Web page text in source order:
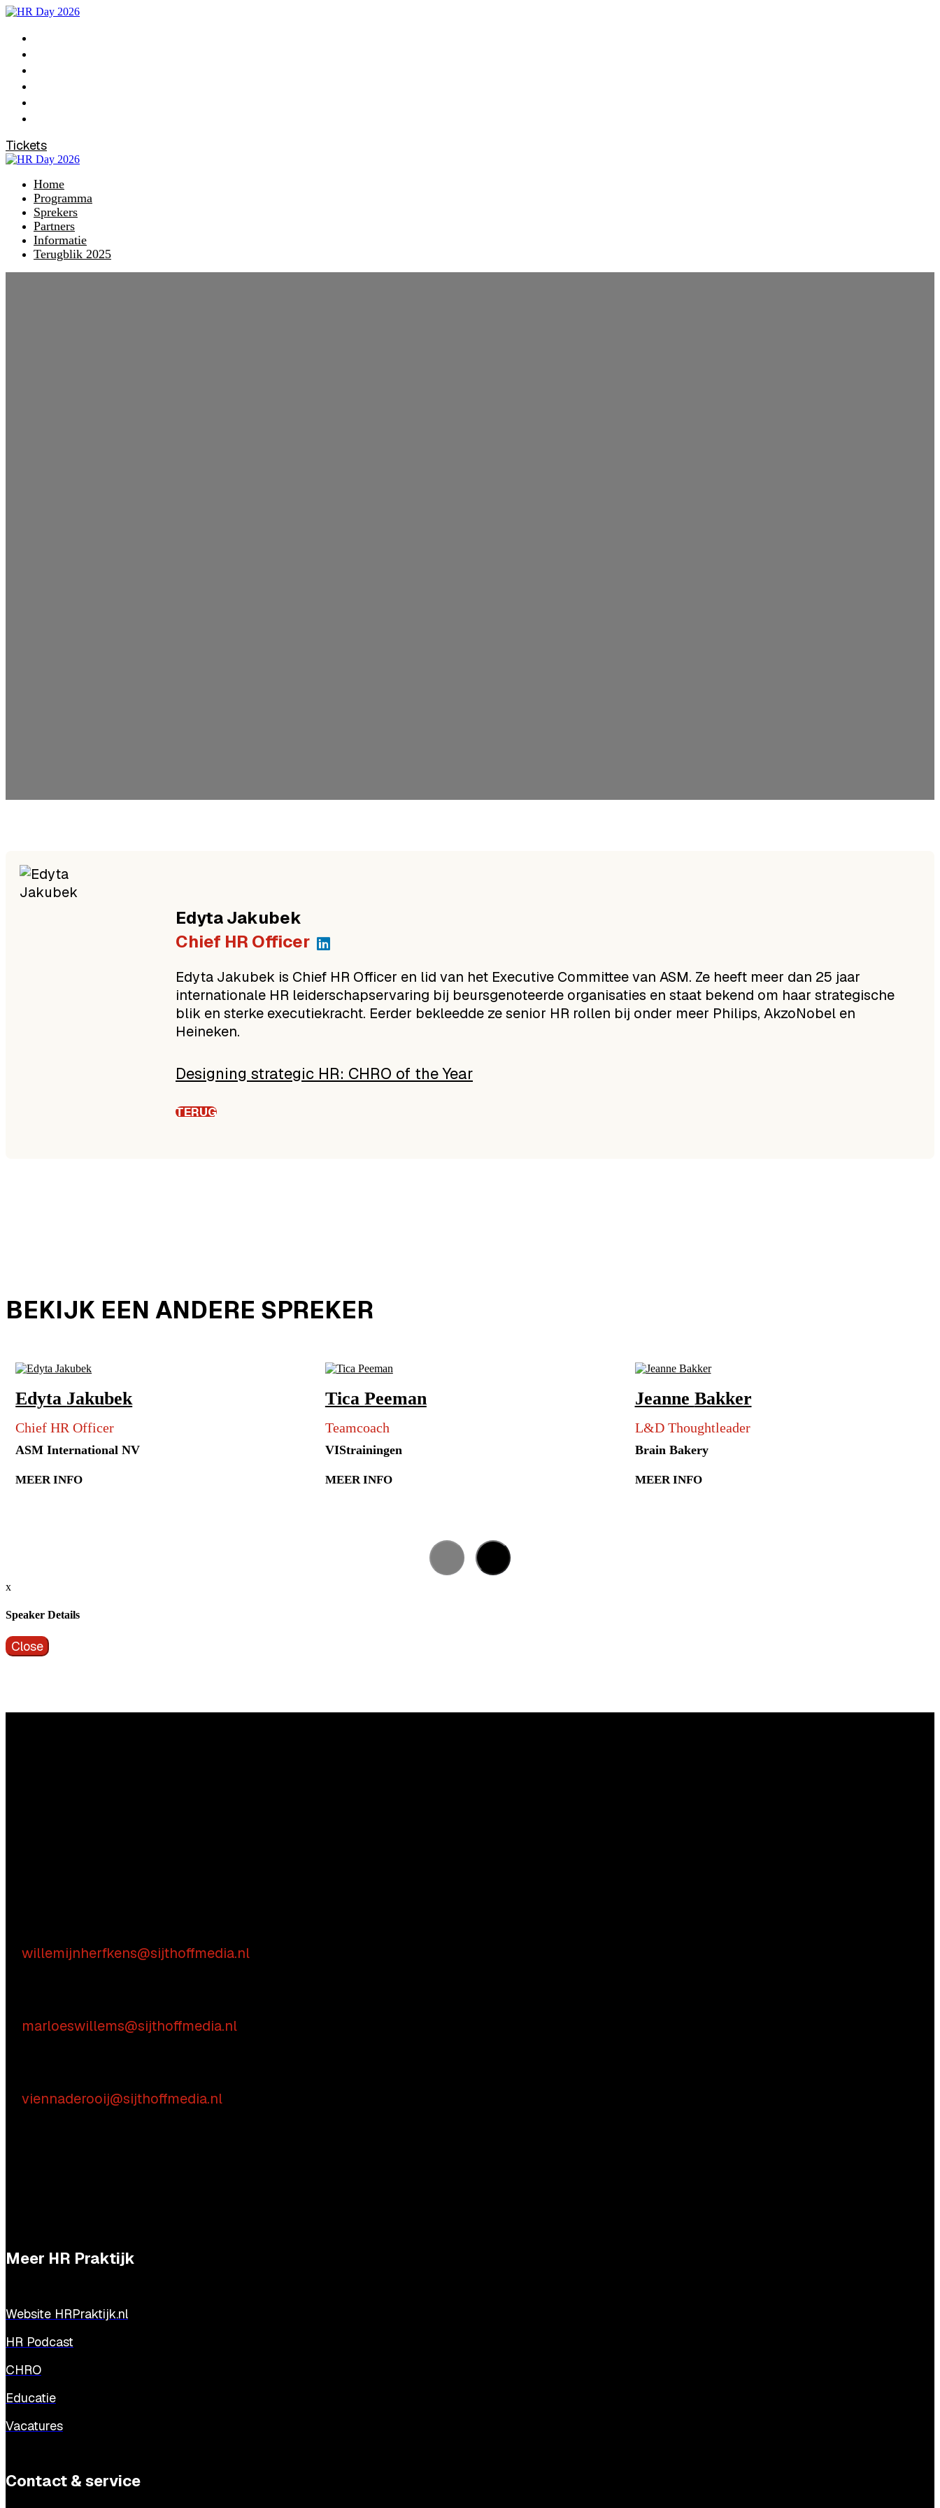
Tickets
Home
Programma
Sprekers
Partners
Informatie
Terugblik 2025
EdytaJakubek
Chief HR Officer
Edyta Jakubek is Chief HR Officer en lid van het Executive Committee van ASM. Ze heeft meer dan 25 jaar
internationale HR leiderschapservaring bij beursgenoteerde organisaties en staat bekend om haar strategische
blik en sterke executiekracht. Eerder bekleedde ze senior HR rollen bij onder meer Philips, AkzoNobel en
Heineken.
Designing strategic HR: CHRO of the Year
TERUG
BEKIJK EEN ANDERE SPREKER
Edyta Jakubek
Chief HR Officer
ASM International NV
MEER INFO
Tica Peeman
Teamcoach
VIStrainingen
MEER INFO
Jeanne Bakker
L&D Thoughtleader
Brain Bakery
MEER INFO
x
Speaker Details
Close
willemijnherfkens@sijthoffmedia.nl
marloeswillems@sijthoffmedia.nl
viennaderooij@sijthoffmedia.nl
Meer HR Praktijk
Website HRPraktijk.nl
HR Podcast
CHRO
Educatie
Vacatures
Contact & service